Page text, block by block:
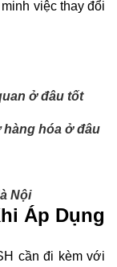
việc thay đổi
ở đâu tốt
hóa ở đâu
Nội
Áp Dụng
cần đi kèm với